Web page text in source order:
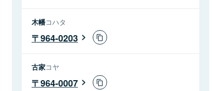
木幡コハタ
964-0203
古家コヤ
964-0007